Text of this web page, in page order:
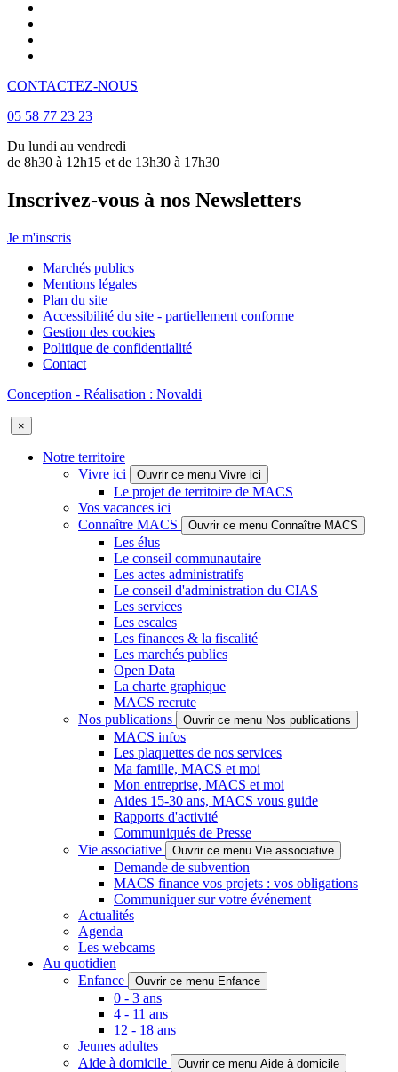
CONTACTEZ-NOUS
05 58 77 23 23
Du lundi au vendredi
de 8h30 à 12h15 et de 13h30 à 17h30
Inscrivez-vous à nos Newsletters
Je m'inscris
Marchés publics
Mentions légales
Plan du site
Accessibilité du site - partiellement conforme
Gestion des cookies
Politique de confidentialité
Contact
Conception - Réalisation : Novaldi
×
Notre territoire
Vivre ici
Ouvrir ce menu Vivre ici
Le projet de territoire de MACS
Vos vacances ici
Connaître MACS
Ouvrir ce menu Connaître MACS
Les élus
Le conseil communautaire
Les actes administratifs
Le conseil d'administration du CIAS
Les services
Les escales
Les finances & la fiscalité
Les marchés publics
Open Data
La charte graphique
MACS recrute
Nos publications
Ouvrir ce menu Nos publications
MACS infos
Les plaquettes de nos services
Ma famille, MACS et moi
Mon entreprise, MACS et moi
Aides 15-30 ans, MACS vous guide
Rapports d'activité
Communiqués de Presse
Vie associative
Ouvrir ce menu Vie associative
Demande de subvention
MACS finance vos projets : vos obligations
Communiquer sur votre événement
Actualités
Agenda
Les webcams
Au quotidien
Enfance
Ouvrir ce menu Enfance
0 - 3 ans
4 - 11 ans
12 - 18 ans
Jeunes adultes
Aide à domicile
Ouvrir ce menu Aide à domicile